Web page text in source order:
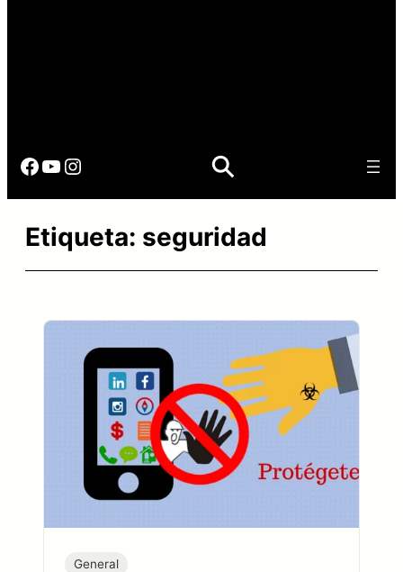
Facebook
YouTube
Instagram
Etiqueta: seguridad
General